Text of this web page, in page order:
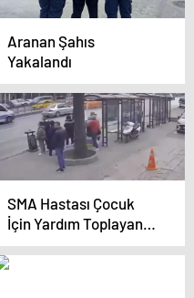
Aranan Şahıs
Yakalandı
SMA Hastası Çocuk
İçin Yardım Toplayan
Standı Çalmaya
Çalışan Şüpheli